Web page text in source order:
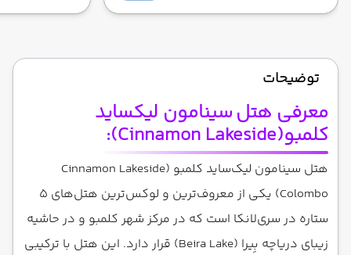
توضیحات
معرفی هتلسینامون لیکساید
کلمبو(
Cinnamon Lakeside
):
هتل سینامون لیک‌ساید کلمبو (Cinnamon Lakeside
Colombo) یکی از معروف‌ترین و لوکس‌ترین هتل‌های ۵
ستاره در سری‌لانکا است که در مرکز شهر کلمبو و در حاشیه
زیبای دریاچه بِیرا (Beira Lake) قرار دارد. این هتل با ترکیبی